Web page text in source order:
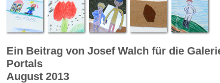
Ein Beitrag von Josef Walch für die
Portals
August 2013